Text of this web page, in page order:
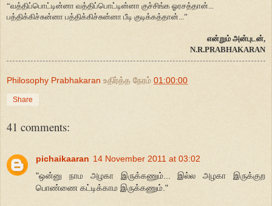
“வத்திப்பொட்டின்னா வத்திப்பொட்டின்னா குச்சிங்க ஓரசத்தான்...
பத்திக்கிச்சுன்னா பத்திக்கிச்சுன்னா பீடி குடிக்கத்தான்...”
என்றும் அன்புடன்,
N.R.PRABHAKARAN
Philosophy Prabhakaran உதிர்த்த நேரம் 01:00:00
Share
41 comments:
pichaikaaran 14 November 2011 at 03:02
"ஒன்னு நாம அழகா இருக்கணும்... இல்ல அழகா இருக்குற
பொண்ணை கட்டிக்காம இருக்கணும்."